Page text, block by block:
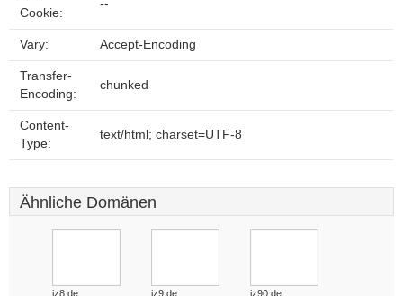
Cookie:
--
Vary: Accept-Encoding
Transfer-
Encoding:
chunked
Content-
Type:
text/html; charset=UTF-8
Ähnliche Domänen
iz8.de iz9.de iz90.de